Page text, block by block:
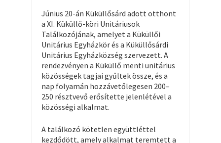
Június 20-án Küküllősárd adott otthont
a XI. Küküllő-köri Unitáriusok
Találkozójának, amelyet a Küküllői
Unitárius Egyházkör és a Küküllősárdi
Unitárius Egyházközség szervezett. A
rendezvényen a Küküllő menti unitárius
közösségek tagjai gyűltek össze, és a
nap folyamán hozzávetőlegesen 200–
250 résztvevő erősítette jelenlétével a
közösségi alkalmat.
A találkozó kötetlen együttléttel
kezdődött, amely alkalmat teremtett a